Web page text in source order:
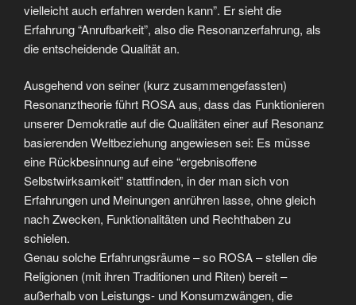
vielleicht auch erfahren werden kann”. Er sieht die
Erfahrung “Anrufbarkeit”, also die Resonanzerfahrung, als
die entscheidende Qualität an.
Ausgehend von seiner (kurz zusammengefassten)
Resonanztheorie führt ROSA aus, dass das Funktionieren
unserer Demokratie auf die Qualitäten einer auf Resonanz
basierenden Weltbeziehung angewiesen sei: Es müsse
eine Rückbesinnung auf eine “ergebnisoffene
Selbstwirksamkeit” stattfinden, in der man sich von
Erfahrungen und Meinungen anrühren lasse, ohne gleich
nach Zwecken, Funktionalitäten und Rechthaben zu
schielen.
Genau solche Erfahrungsräume – so ROSA – stellen die
Religionen (mit ihren Traditionen und Riten) bereit –
außerhalb von Leistungs- und Konsumzwängen, die